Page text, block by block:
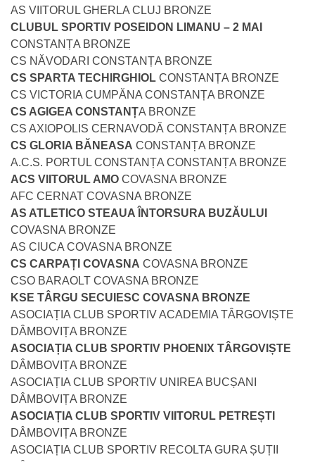
AS VIITORUL GHERLA CLUJ BRONZE
CLUBUL SPORTIV POSEIDON LIMANU – 2 MAI
CONSTANȚA BRONZE
CS NĂVODARI CONSTANȚA BRONZE
CS SPARTA TECHIRGHIOL CONSTANȚA BRONZE
CS VICTORIA CUMPĂNA CONSTANȚA BRONZE
CS AGIGEA CONSTANȚA BRONZE
CS AXIOPOLIS CERNAVODĂ CONSTANȚA BRONZE
CS GLORIA BĂNEASA CONSTANȚA BRONZE
A.C.S. PORTUL CONSTANȚA CONSTANȚA BRONZE
ACS VIITORUL AMO COVASNA BRONZE
AFC CERNAT COVASNA BRONZE
AS ATLETICO STEAUA ÎNTORSURA BUZĂULUI
COVASNA BRONZE
AS CIUCA COVASNA BRONZE
CS CARPAȚI COVASNA COVASNA BRONZE
CSO BARAOLT COVASNA BRONZE
KSE TÂRGU SECUIESC COVASNA BRONZE
ASOCIAȚIA CLUB SPORTIV ACADEMIA TÂRGOVIȘTE
DÂMBOVIȚA BRONZE
ASOCIAȚIA CLUB SPORTIV PHOENIX TÂRGOVIȘTE
DÂMBOVIȚA BRONZE
ASOCIAȚIA CLUB SPORTIV UNIREA BUCȘANI
DÂMBOVIȚA BRONZE
ASOCIAȚIA CLUB SPORTIV VIITORUL PETREȘTI
DÂMBOVIȚA BRONZE
ASOCIAȚIA CLUB SPORTIV RECOLTA GURA ȘUȚII